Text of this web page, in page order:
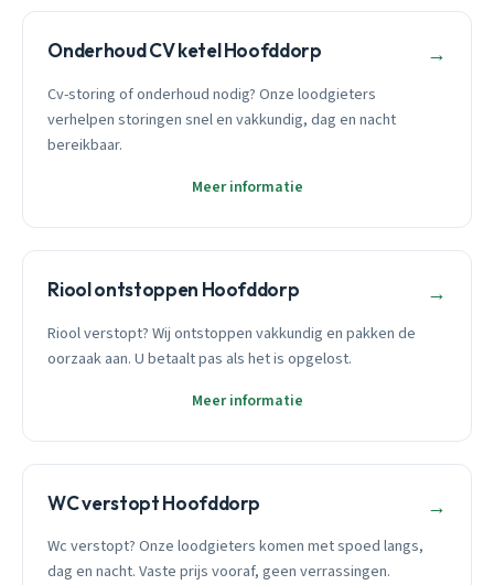
Onderhoud CV ketel Hoofddorp →
Cv-storing of onderhoud nodig? Onze loodgieters
verhelpen storingen snel en vakkundig, dag en nacht
bereikbaar.
Meer informatie
Riool ontstoppen Hoofddorp →
Riool verstopt? Wij ontstoppen vakkundig en pakken de
oorzaak aan. U betaalt pas als het is opgelost.
Meer informatie
WC verstopt Hoofddorp →
Wc verstopt? Onze loodgieters komen met spoed langs,
dag en nacht. Vaste prijs vooraf, geen verrassingen.